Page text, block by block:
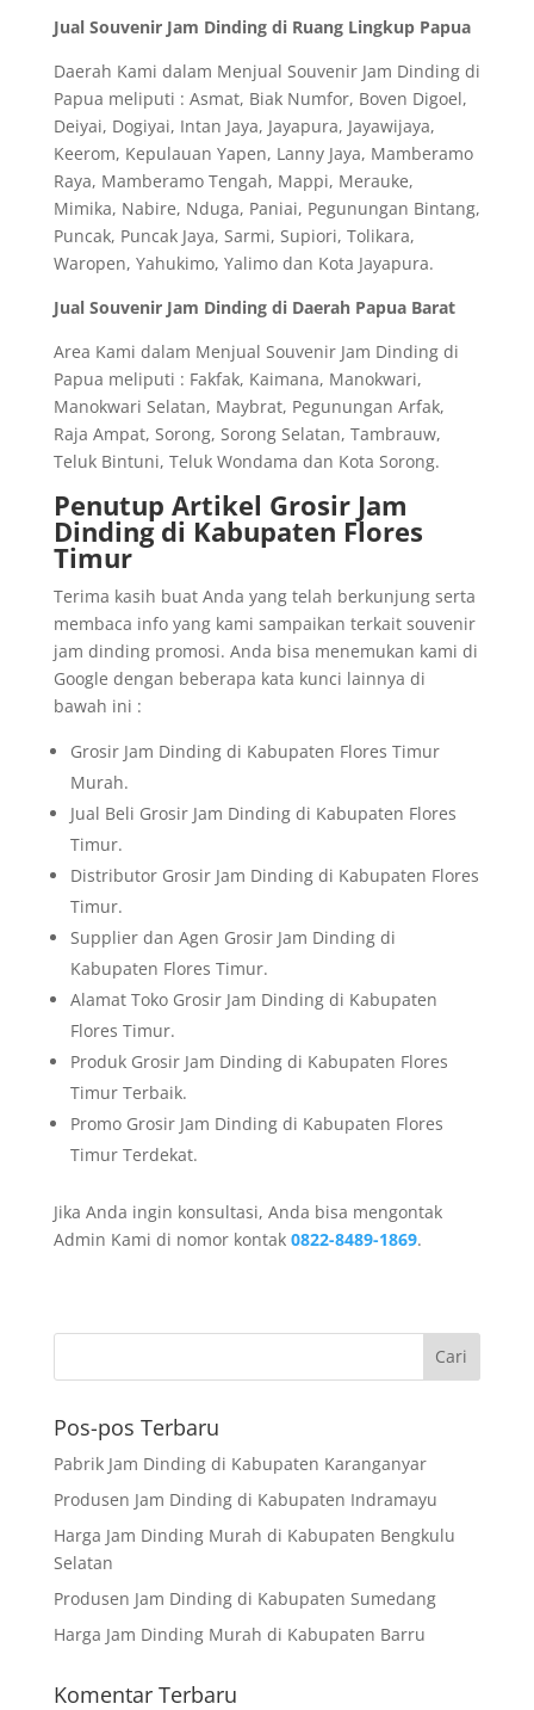
Jual Souvenir Jam Dinding di Ruang Lingkup Papua
Daerah Kami dalam Menjual Souvenir Jam Dinding di
Papua meliputi : Asmat, Biak Numfor, Boven Digoel,
Deiyai, Dogiyai, Intan Jaya, Jayapura, Jayawijaya,
Keerom, Kepulauan Yapen, Lanny Jaya, Mamberamo
Raya, Mamberamo Tengah, Mappi, Merauke,
Mimika, Nabire, Nduga, Paniai, Pegunungan Bintang,
Puncak, Puncak Jaya, Sarmi, Supiori, Tolikara,
Waropen, Yahukimo, Yalimo dan Kota Jayapura.
Jual Souvenir Jam Dinding di Daerah Papua Barat
Area Kami dalam Menjual Souvenir Jam Dinding di
Papua meliputi : Fakfak, Kaimana, Manokwari,
Manokwari Selatan, Maybrat, Pegunungan Arfak,
Raja Ampat, Sorong, Sorong Selatan, Tambrauw,
Teluk Bintuni, Teluk Wondama dan Kota Sorong.
Penutup Artikel Grosir Jam
Dinding di Kabupaten Flores
Timur
Terima kasih buat Anda yang telah berkunjung serta
membaca info yang kami sampaikan terkait souvenir
jam dinding promosi. Anda bisa menemukan kami di
Google dengan beberapa kata kunci lainnya di
bawah ini :
Grosir Jam Dinding di Kabupaten Flores Timur
Murah.
Jual Beli Grosir Jam Dinding di Kabupaten Flores
Timur.
Distributor Grosir Jam Dinding di Kabupaten Flores
Timur.
Supplier dan Agen Grosir Jam Dinding di
Kabupaten Flores Timur.
Alamat Toko Grosir Jam Dinding di Kabupaten
Flores Timur.
Produk Grosir Jam Dinding di Kabupaten Flores
Timur Terbaik.
Promo Grosir Jam Dinding di Kabupaten Flores
Timur Terdekat.
Jika Anda ingin konsultasi, Anda bisa mengontak
Admin Kami di nomor kontak 0822-8489-1869.
Pos-pos Terbaru
Pabrik Jam Dinding di Kabupaten Karanganyar
Produsen Jam Dinding di Kabupaten Indramayu
Harga Jam Dinding Murah di Kabupaten Bengkulu
Selatan
Produsen Jam Dinding di Kabupaten Sumedang
Harga Jam Dinding Murah di Kabupaten Barru
Komentar Terbaru